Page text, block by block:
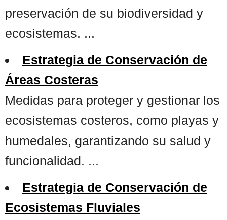
preservación de su biodiversidad y
ecosistemas. ...
Estrategia de Conservación de
Áreas Costeras
Medidas para proteger y gestionar los
ecosistemas costeros, como playas y
humedales, garantizando su salud y
funcionalidad. ...
Estrategia de Conservación de
Ecosistemas Fluviales